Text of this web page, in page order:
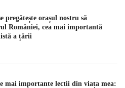
pregătește orașul nostru să
României, cea mai importantă
a țării
mai importante lectii din viața mea: